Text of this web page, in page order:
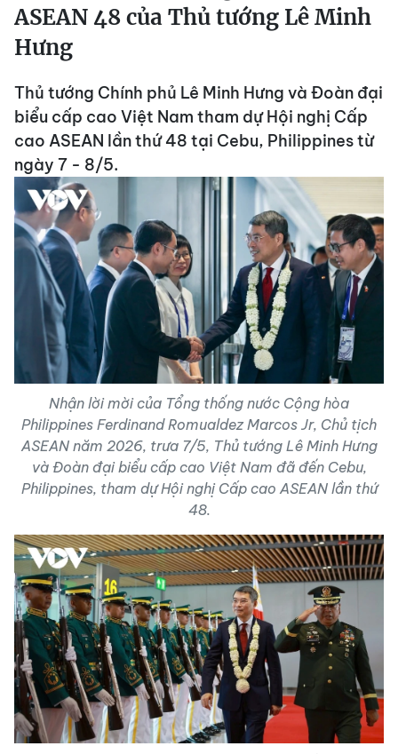
ASEAN 48 của Thủ tướng Lê Minh
Hưng
Thủ tướng Chính phủ Lê Minh Hưng và Đoàn đại
biểu cấp cao Việt Nam tham dự Hội nghị Cấp
cao ASEAN lần thứ 48 tại Cebu, Philippines từ
ngày 7 - 8/5.
Nhận lời mời của Tổng thống nước Cộng hòa
Philippines Ferdinand Romualdez Marcos Jr, Chủ tịch
ASEAN năm 2026, trưa 7/5, Thủ tướng Lê Minh Hưng
và Đoàn đại biểu cấp cao Việt Nam đã đến Cebu,
Philippines, tham dự Hội nghị Cấp cao ASEAN lần thứ
48.